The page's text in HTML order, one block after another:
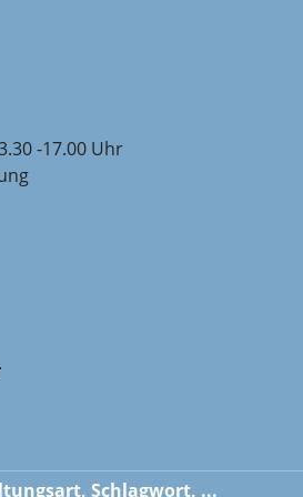
Schlagwort, ...
-17.00 Uhr